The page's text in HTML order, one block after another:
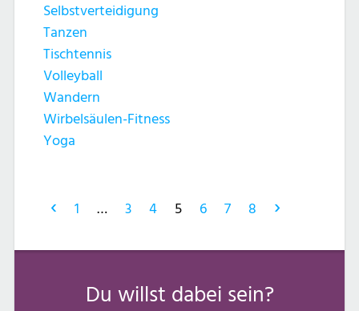
Selbstverteidigung
Tanzen
Tischtennis
Volleyball
Wandern
Wirbelsäulen-Fitness
Yoga
‹ 1 … 3 4 5 6 7 8 ›
Du willst dabei sein?